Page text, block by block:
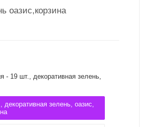
оазис,корзина
- 19 шт., декоративная зелень,
зелень, оазис,